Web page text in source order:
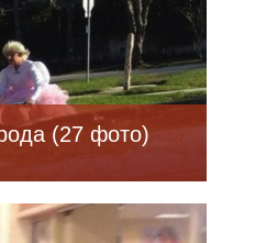
(27 фото)